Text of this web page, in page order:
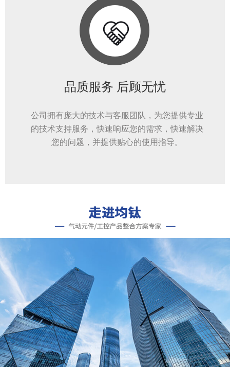
品质服务 后顾无忧
公司拥有庞大的技术与客服团队，为您提供专业
的技术支持服务，快速响应您的需求，快速解决
您的问题，并提供贴心的使用指导。